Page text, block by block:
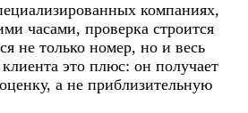
компаниях,
часами, проверка строится
не только номер, но и весь
это плюс: он получает
а не приблизительную